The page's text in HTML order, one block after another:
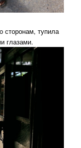
сторонам, тупила
глазами.